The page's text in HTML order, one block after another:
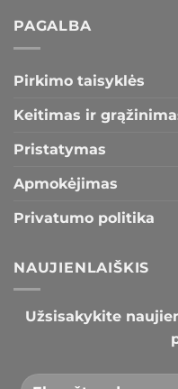
PAGALBA
Pirkimo taisyklės
Keitimas ir
Pristatymas
Apmokėjimas
Privatumo politika
NAUJIENLAIŠKIS
Užsisakykite